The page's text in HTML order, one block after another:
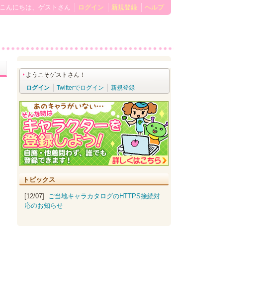
こんにちは、ゲストさん ログイン 新規登録 ヘルプ
ようこそゲストさん！
ログイン
Twitterでログイン 新規登録
トピックス
[12/07] ご当地キャラカタログのHTTPS接続対
応のお知らせ